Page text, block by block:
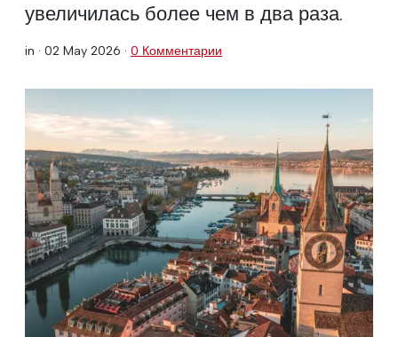
увеличилась более чем в два раза.
in · 02 May 2026 · 0 Комментарии